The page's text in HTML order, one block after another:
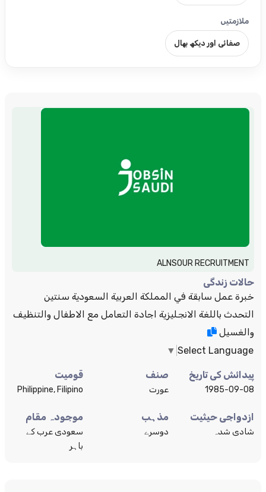
ملازمتیں
صفائی اور دیکھ بھال
ALNSOUR RECRUITMENT
حالات زندگی
خبرة عمل سابقة في المملكة العربية السعودية سنتين
التحدث باللغة الانجليزية اجادة التعامل مع الاطفال والتنظيف
والغسيل
Select Language
▼
پیدائش کی تاریخ
1985-09-08
صنف
عورت
قومیت
Philippine, Filipino
ازدواجی حیثیت
شادی شدہ
مذہب
دوسرے
موجودہ مقام
سعودی عرب کے
باہر